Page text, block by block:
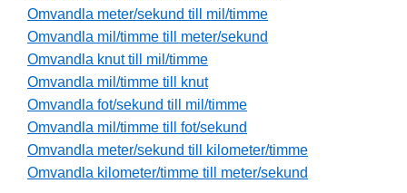
Omvandla meter/sekund till mil/timme
Omvandla mil/timme till meter/sekund
Omvandla knut till mil/timme
Omvandla mil/timme till knut
Omvandla fot/sekund till mil/timme
Omvandla mil/timme till fot/sekund
Omvandla meter/sekund till kilometer/timme
Omvandla kilometer/timme till meter/sekund